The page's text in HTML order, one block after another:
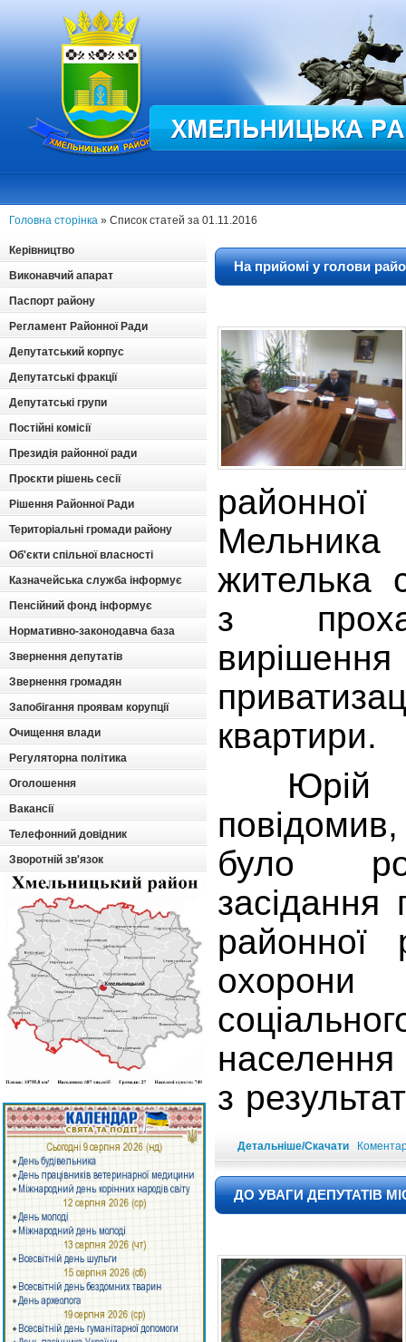
Головна сторінка » Список статей за 01.11.2016
Керівництво
Виконавчий апарат
Паспорт району
Регламент Районної Ради
Депутатський корпус
Депутатські фракції
Депутатські групи
Постійні комісії
Президія районної ради
Проєкти рішень сесії
Рішення Районної Ради
Територіальні громади району
Об'єкти спільної власності
Казначейська служба інформує
Пенсійний фонд інформує
Нормативно-законодавча база
Звернення депутатів
Звернення громадян
Запобігання проявам корупції
Очищення влади
Регуляторна політика
Оголошення
Вакансії
Телефонний довідник
Зворотній зв'язок
На прийомі у голови
жителька
з
квартири.
Юрій
було
засідання
охорони
населення
з
Детальніше/Скачати
ДО УВАГИ ДЕПУТАТІВ